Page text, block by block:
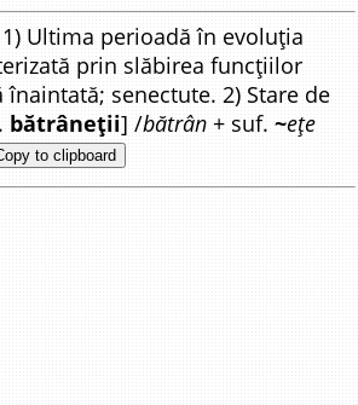
1) Ultima perioadă în evoluția
prin slăbirea funcțiilor
senectute. 2) Stare de
bătrâneții] /bătrân + suf.~ețe
to clipboard